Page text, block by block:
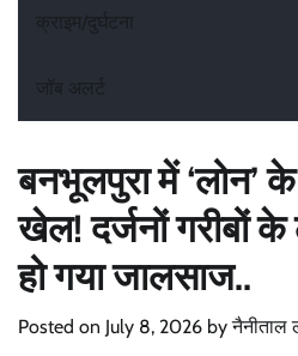
क्राइम/दुर्घटना
जॉब अलर्ट
बनभूलपुरा में ‘लोन’
खेल! दर्जनों गरीबों
हो गया जालसाज..
Posted on July 8, 2026 byनैनीताल